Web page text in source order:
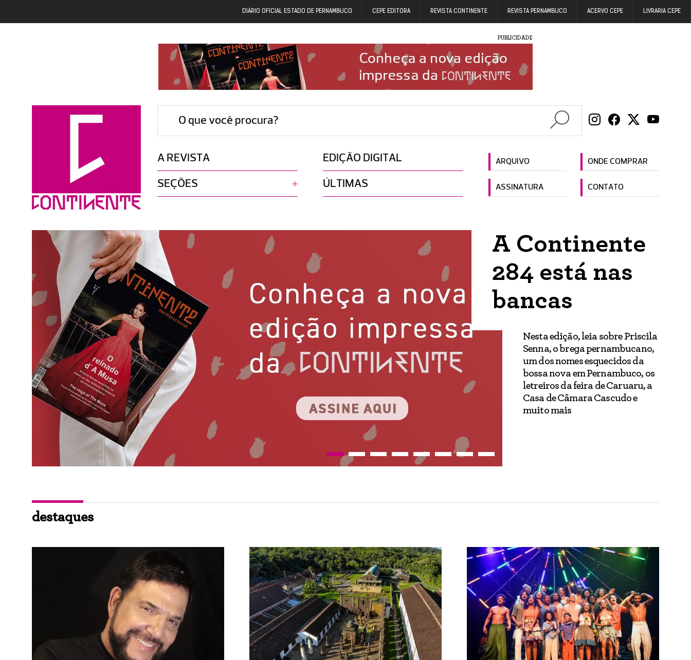
DIÁRIO OFICIAL ESTADO DE PERNAMBUCO CEPE EDITORA REVISTA CONTINENTE REVISTA PERNAMBUCO ACERVO CEPE LIVRARIA CEPE
PUBLICIDADE
O que você procura?
A REVISTA EDIÇÃO DIGITAL ARQUIVO ONDE COMPRAR
SEÇÕES ÚLTIMAS ASSINATURA CONTATO
A Continente
284 está nas
bancas
Nesta edição, leia sobre Priscila
Senna, o brega pernambucano,
um dos nomes esquecidos da
bossa nova em Pernambuco, os
letreiros da feira de Caruaru, a
Casa de Câmara Cascudo e
muito mais
destaques